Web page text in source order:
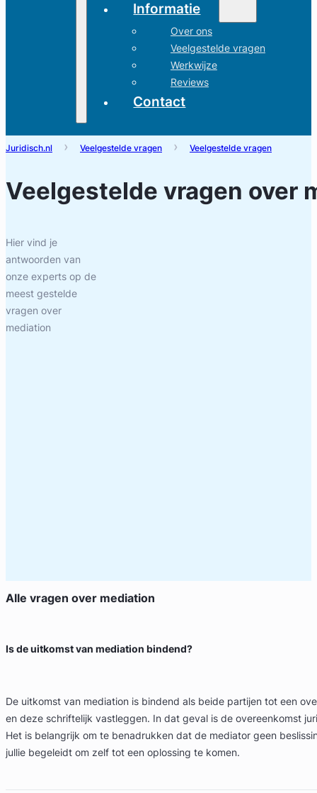
Informatie
Over ons
Veelgestelde vragen
Werkwijze
Reviews
Contact
Juridisch.nl Veelgestelde vragen Veelgestelde vragen
Veelgestelde vragen over
Hier vind je
antwoorden van
onze experts op de
meest gestelde
vragen over
mediation
Alle vragen over mediation
Is de uitkomst van mediation bindend?
De uitkomst van mediation is bindend als beide partijen tot een
en deze schriftelijk vastleggen. In dat geval is de overeenkomst
Het is belangrijk om te benadrukken dat de mediator geen
jullie begeleidt om zelf tot een oplossing te komen.